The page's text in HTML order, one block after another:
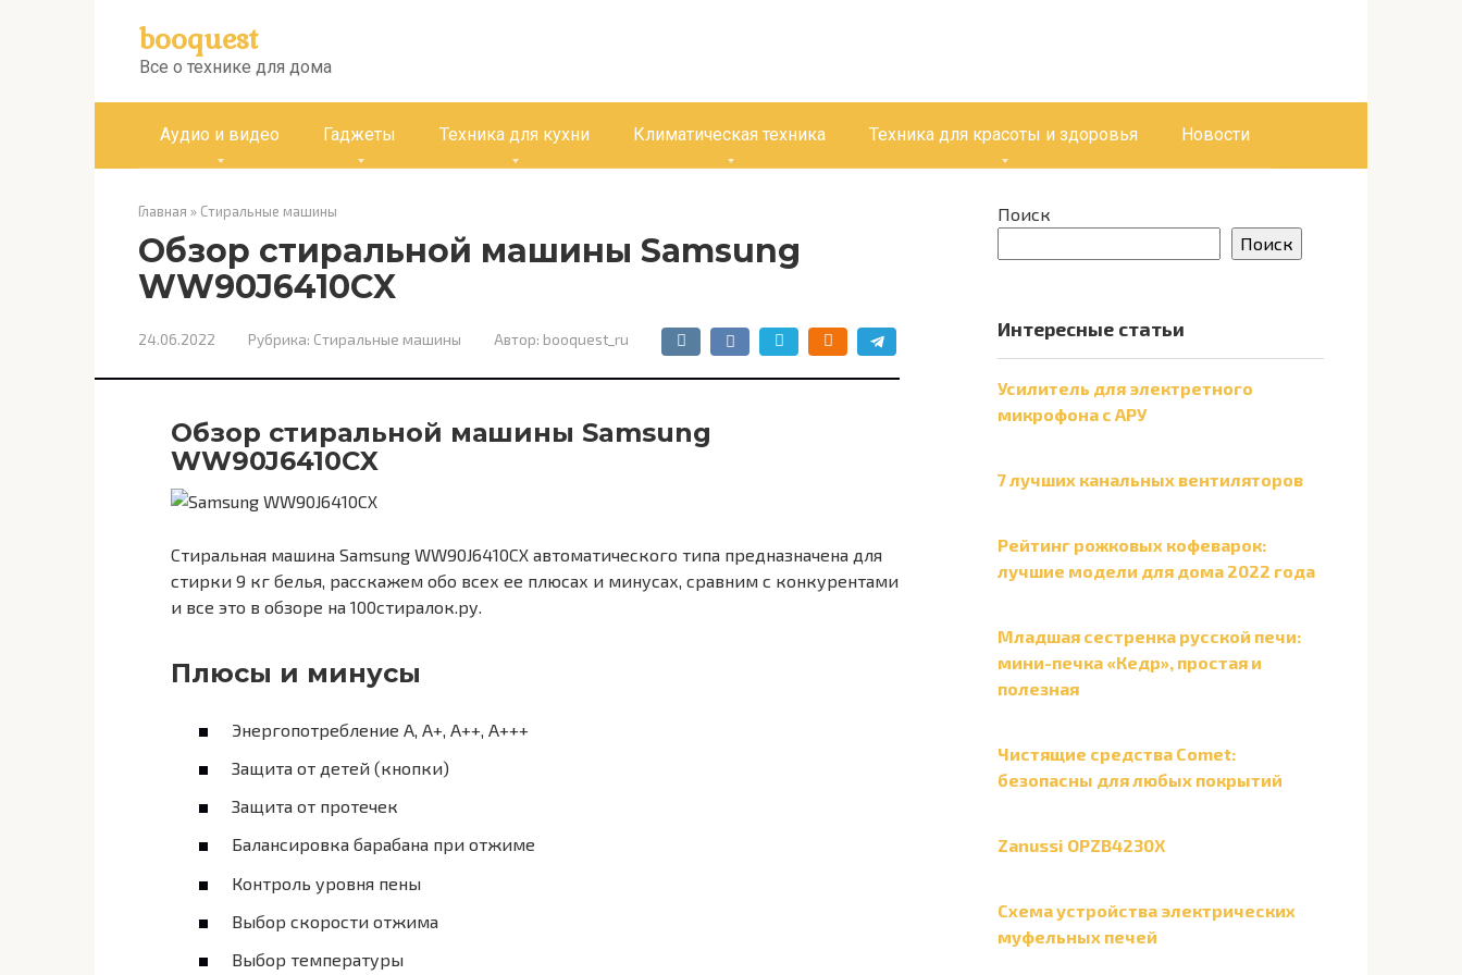
booquest
Все о технике для дома
Аудио и видео Гаджеты Техника для кухни Климатическая техника Техника для красоты и здоровья Новости
Главная » Стиральные машины
Обзор стиральной машины Samsung
WW90J6410CX
24.06.2022 Рубрика: Стиральные машины Автор: booquest_ru
Обзор стиральной машины Samsung
WW90J6410CX
Стиральная машина Samsung WW90J6410CX автоматического типа предназначена для
стирки 9 кг белья, расскажем обо всех ее плюсах и минусах, сравним с конкурентами
и все это в обзоре на 100стиралок.ру.
Плюсы и минусы
Энергопотребление A, А+, А++, А+++
Защита от детей (кнопки)
Защита от протечек
Балансировка барабана при отжиме
Контроль уровня пены
Выбор скорости отжима
Выбор температуры
Поиск
Поиск
Интересные статьи
Усилитель для электретного
микрофона с АРУ
7 лучших канальных вентиляторов
Рейтинг рожковых кофеварок:
лучшие модели для дома 2022 года
Младшая сестренка русской печи:
мини-печка «Кедр», простая и
полезная
Чистящие средства Comet:
безопасны для любых покрытий
Zanussi OPZB4230X
Схема устройства электрических
муфельных печей